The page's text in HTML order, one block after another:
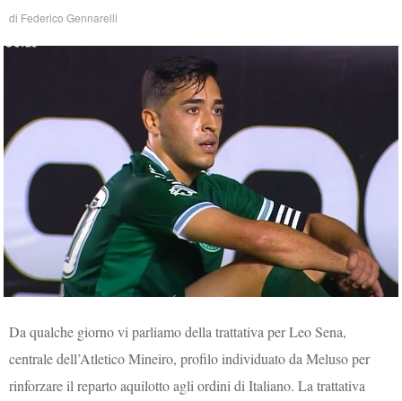
di Federico Gennarelli
Da qualche giorno vi parliamo della trattativa per Leo Sena,
centrale dell’Atletico Mineiro, profilo individuato da Meluso per
rinforzare il reparto aquilotto agli ordini di Italiano. La trattativa